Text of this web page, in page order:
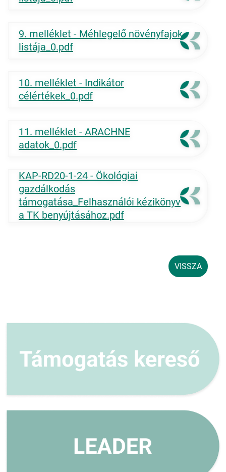
9. melléklet - Méhlegelő növényfajok
listája_0.pdf
10. melléklet - Indikátor
célértékek_0.pdf
11. melléklet - ARACHNE
adatok_0.pdf
KAP-RD20-1-24 - Ökológiai
gazdálkodás
támogatása_Felhasználói kézikönyv
a TK benyújtásához.pdf
VISSZA